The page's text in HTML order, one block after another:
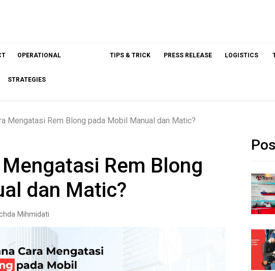
OPERATIONAL
STRATEGIES
TIPS & TRICK PRESS RELEASE LOGISTICS
Mengatasi Rem Blong pada Mobil Manual dan Matic?
Rem Blong
dan Matic?
Mihmidati